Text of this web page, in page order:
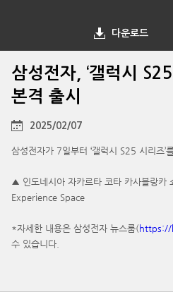
다운로드
삼성전자, ‘갤럭시
본격 출시
2025/02/07
삼성전자가 7일부터 ‘갤럭시 S25 시리즈’
▲ 인도네시아 자카르타 코타 카사블랑카
Experience Space
*자세한 내용은 삼성전자 뉴스룸(https://
수 있습니다.